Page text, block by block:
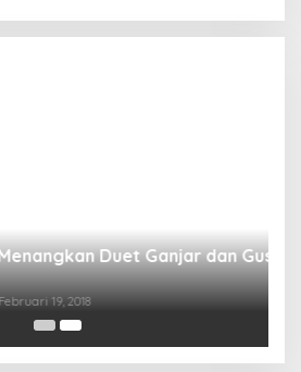
Duet Ganjar dan Gus
19, 2018